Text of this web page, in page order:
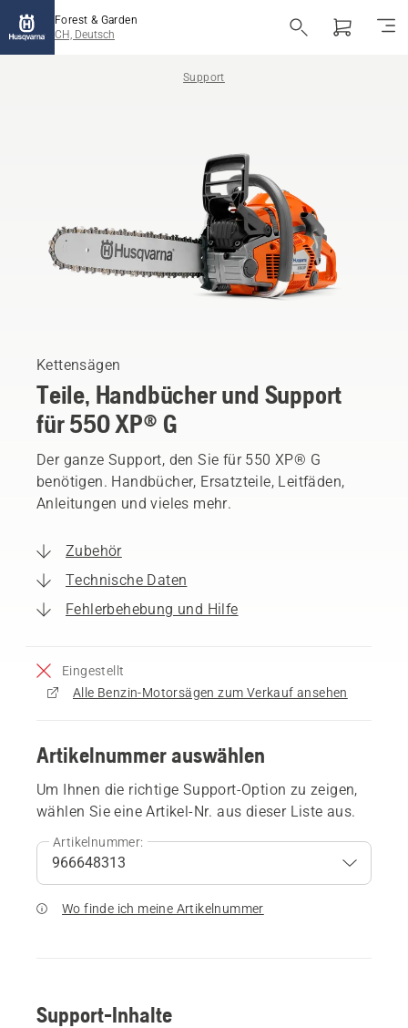
Forest & Garden
CH, Deutsch
Support
Kettensägen
Teile, Handbücher und Support
für 550 XP® G
Der ganze Support, den Sie für 550 XP® G
benötigen. Handbücher, Ersatzteile, Leitfäden,
Anleitungen und vieles mehr.
Zubehör
Technische Daten
Fehlerbehebung und Hilfe
Eingestellt
Alle Benzin-Motorsägen zum Verkauf ansehen
Artikelnummer auswählen
Um Ihnen die richtige Support-Option zu zeigen,
wählen Sie eine Artikel-Nr. aus dieser Liste aus.
Artikelnummer:
Wo finde ich meine Artikelnummer
Support-Inhalte